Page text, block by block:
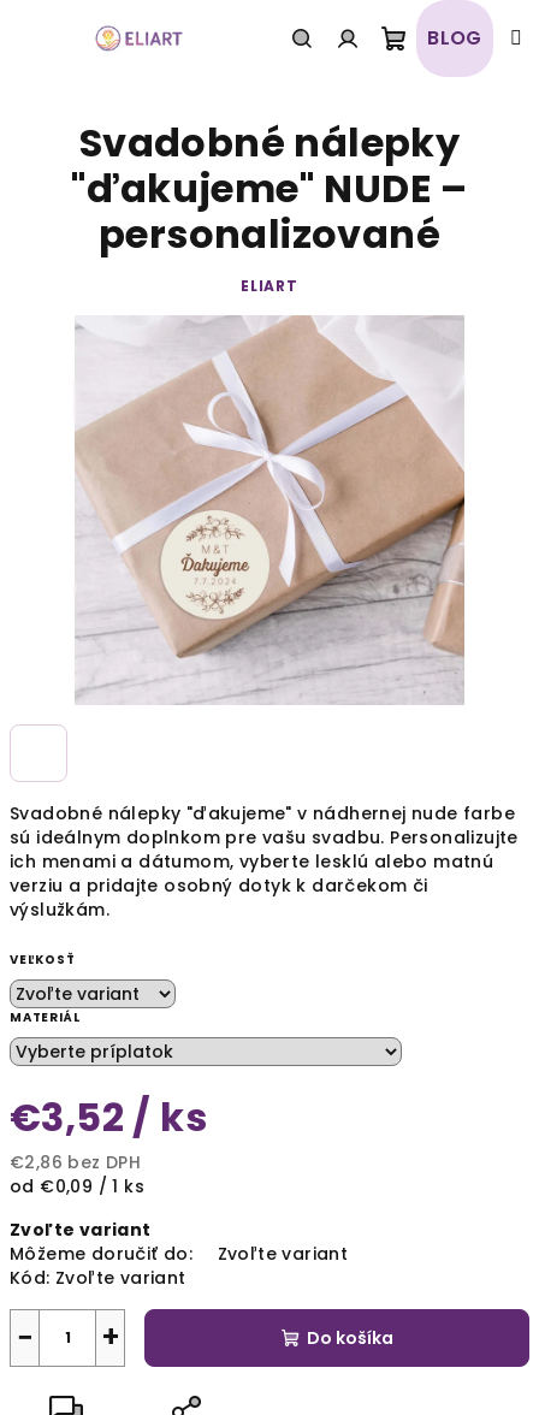
PrihlásenieNákupný
košík
BLOG
Svadobné nálepky "ďakujeme" v nádhernej nude farbe
sú ideálnym doplnkom pre vašu svadbu. Personalizujte
ich menami a dátumom, vyberte lesklú alebo matnú
verziu a pridajte osobný dotyk k darčekom či
výslužkám.
VEĽKOSŤ
MATERIÁL
€3,52 / ks
€2,86 bez DPH
Jednotková
od €0,09 / 1 ks
Zvoľte variant
Môžeme doručiť do:
Zvoľte variant
Kód: Zvoľte variant
+
− Do košíka
Svadobné nálepky
"ďakujeme" NUDE –
personalizované
ELIART